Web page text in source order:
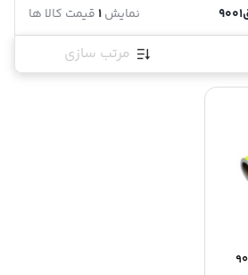
نمایش1قیمت کالا ها
مرتب سازی